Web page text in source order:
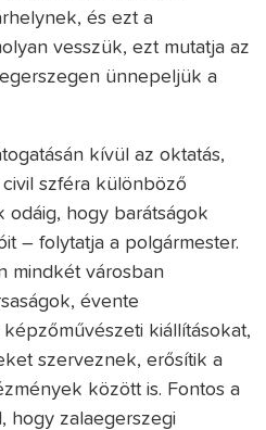
és ezt a
vesszük, ezt mutatja az
ünnepeljük a
kívül az oktatás,
szféra különböző
odáig, hogy barátságok
– folytatja a polgármester.
mindkét városban
évente
kiállításokat,
szerveznek, erősítik a
között is. Fontos a
hogy zalaegerszegi